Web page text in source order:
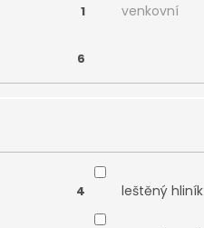
1 venkovní
6
4 leštěný hliník